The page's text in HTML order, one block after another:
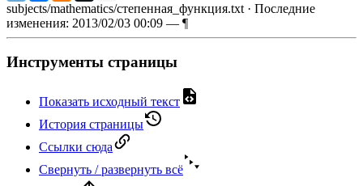
subjects/mathematics/степенная_функция.txt · Последние
изменения: 2013/02/03 00:09 — ¶
Инструменты страницы
Показать исходный текст
История страницы
Ссылки сюда
Свернуть / развернуть всё